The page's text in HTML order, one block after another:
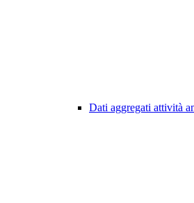
Dati aggregati attività